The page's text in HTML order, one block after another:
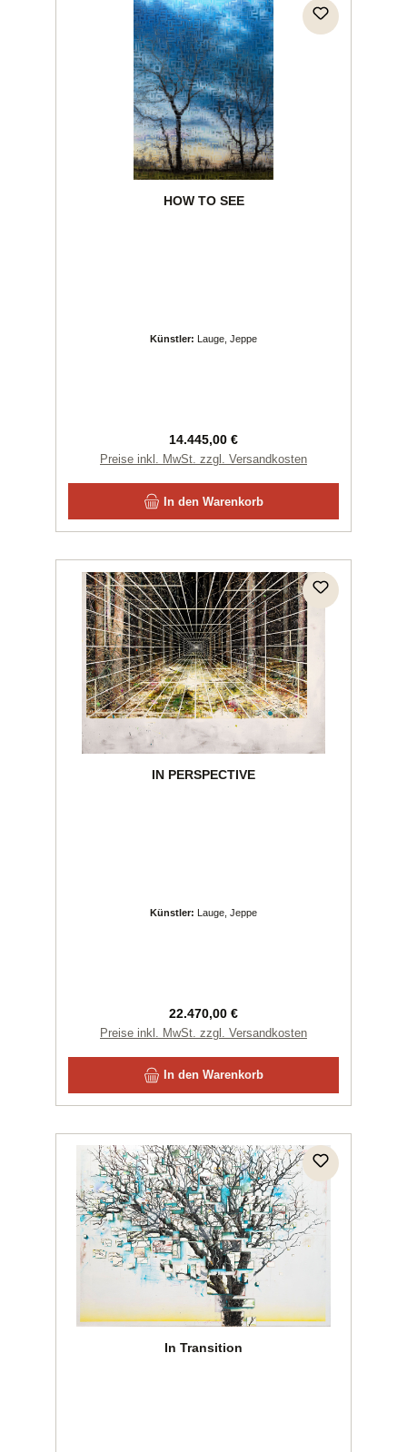
HOW TO SEE
Künstler: Lauge, Jeppe
Regulärer Preis:
14.445,00 €
Preise inkl. MwSt. zzgl. Versandkosten
In den Warenkorb
IN PERSPECTIVE
Künstler: Lauge, Jeppe
Regulärer Preis:
22.470,00 €
Preise inkl. MwSt. zzgl. Versandkosten
In den Warenkorb
In Transition